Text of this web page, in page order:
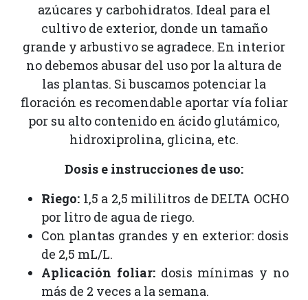
azúcares y carbohidratos. Ideal para el
cultivo de exterior, donde un tamaño
grande y arbustivo se agradece. En interior
no debemos abusar del uso por la altura de
las plantas. Si buscamos potenciar la
floración es recomendable aportar vía foliar
por su alto contenido en ácido glutámico,
hidroxiprolina, glicina, etc.
Dosis e instrucciones de uso:
Riego: 1,5 a 2,5 mililitros de DELTA OCHO
por litro de agua de riego.
Con plantas grandes y en exterior: dosis
de 2,5 mL/L.
Aplicación foliar:dosis mínimas y no
más de 2 veces a la semana.